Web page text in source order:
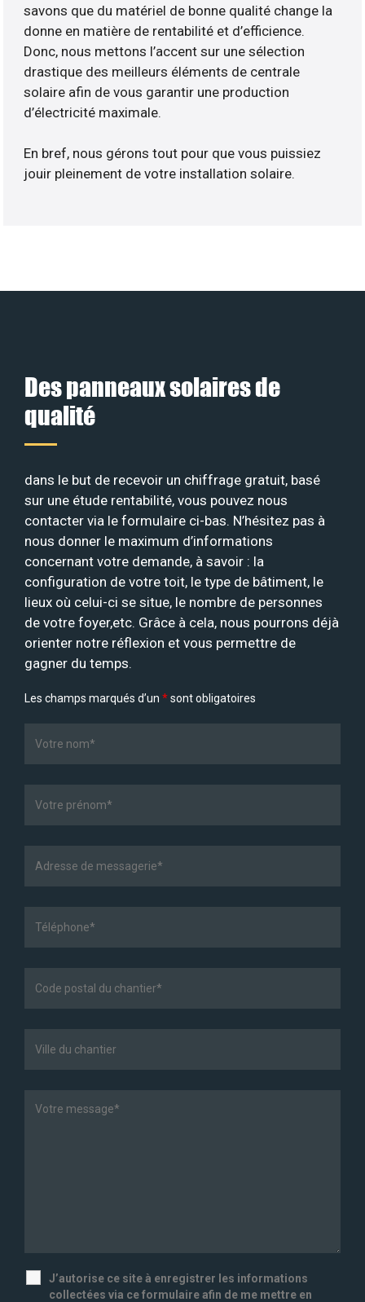
savons que du matériel de bonne qualité change la
donne en matière de rentabilité et d’efficience.
Donc, nous mettons l’accent sur une sélection
drastique des meilleurs éléments de centrale
solaire afin de vous garantir une production
d’électricité maximale.
En bref, nous gérons tout pour que vous puissiez
jouir pleinement de votre installation solaire.
Des panneaux solaires de
qualité
dans le but de recevoir un chiffrage gratuit, basé
sur une étude rentabilité, vous pouvez nous
contacter via le formulaire ci-bas. N’hésitez pas à
nous donner le maximum d’informations
concernant votre demande, à savoir : la
configuration de votre toit, le type de bâtiment, le
lieux où celui-ci se situe, le nombre de personnes
de votre foyer,etc. Grâce à cela, nous pourrons déjà
orienter notre réflexion et vous permettre de
gagner du temps.
Les champs marqués d’un *sont obligatoires
J’autorise ce site à enregistrer les informations
collectées via ce formulaire afin de me mettre en